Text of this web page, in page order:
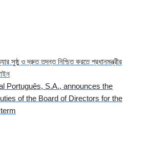
সুষ্ঠু ও দ্রুত তদন্ত নিশ্চিত করতে প্রধানমন্ত্রীর
Português, S.A., announces the
of the Board of Directors for the